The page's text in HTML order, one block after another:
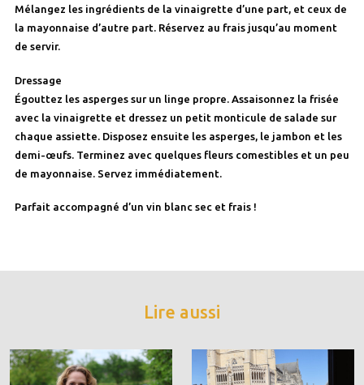
Mélangez les ingrédients de la vinaigrette d’une part, et ceux de
la mayonnaise d’autre part. Réservez au frais jusqu’au moment
de servir.
Dressage
Égouttez les asperges sur un linge propre. Assaisonnez la frisée
avec la vinaigrette et dressez un petit monticule de salade sur
chaque assiette. Disposez ensuite les asperges, le jambon et les
demi-œufs. Terminez avec quelques fleurs comestibles et un peu
de mayonnaise. Servez immédiatement.
Parfait accompagné d’un vin blanc sec et frais !
Lire aussi